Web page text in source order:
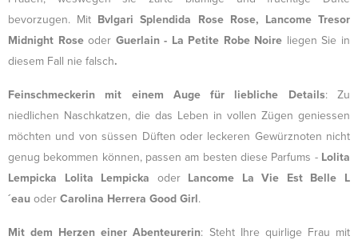
bevorzugen. Mit Bvlgari Splendida Rose Rose, Lancome Tresor
Midnight Roseoder Guerlain - La Petite Robe Noire liegen Sie in
diesem Fall nie falsch.
Feinschmeckerin mit einem Auge für liebliche Details: Zu
niedlichen Naschkatzen, die das Leben in vollen Zügen geniessen
möchten und von süssen Düften oder leckeren Gewürznoten nicht
genug bekommen können, passen am besten diese Parfums - Lolita
Lempicka Lolita Lempicka oder Lancome La Vie Est Belle L
´eau oder Carolina Herrera Good Girl.
Mit dem Herzen einer Abenteurerin: Steht Ihre quirlige Frau mit